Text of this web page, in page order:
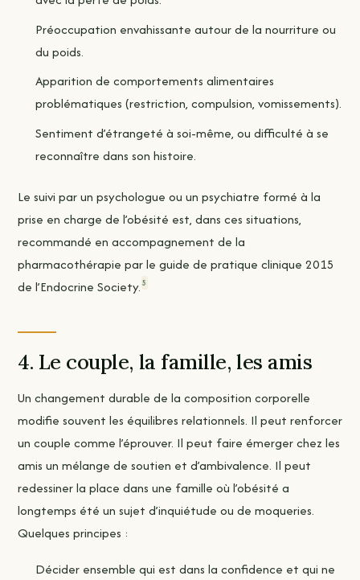
Préoccupation envahissante autour de la nourriture ou
du poids.
Apparition de comportements alimentaires
problématiques (restriction, compulsion, vomissements).
Sentiment d’étrangeté à soi-même, ou difficulté à se
reconnaître dans son histoire.
Le suivi par un psychologue ou un psychiatre formé à la
prise en charge de l’obésité est, dans ces situations,
recommandé en accompagnement de la
pharmacothérapie par le guide de pratique clinique 2015
de l’Endocrine Society. 5
4. Le couple, la famille, les amis
Un changement durable de la composition corporelle
modifie souvent les équilibres relationnels. Il peut renforcer
un couple comme l’éprouver. Il peut faire émerger chez les
amis un mélange de soutien et d’ambivalence. Il peut
redessiner la place dans une famille où l’obésité a
longtemps été un sujet d’inquiétude ou de moqueries.
Quelques principes :
Décider ensemble qui est dans la confidence et qui ne